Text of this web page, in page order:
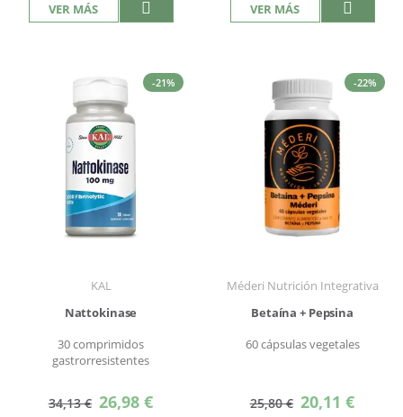
VER MÁS VER MÁS
-21%
KAL
Nattokinase
30 comprimidos
gastrorresistentes
34,13 € Precio
especial
26,98 €
-22%
Méderi Nutrición Integrativa
Betaína + Pepsina
60 cápsulas vegetales
25,80 € Precio
especial
20,11 €